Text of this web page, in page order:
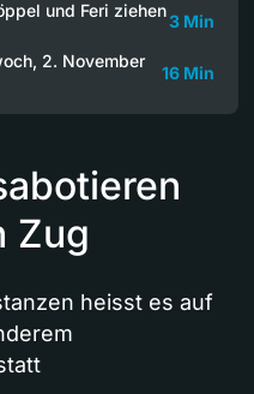
und Feri ziehen
3 Min
2. November
16 Min
Zug
heisst es auf